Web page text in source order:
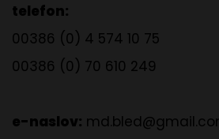
telefon:
00386 (0) 4 574 10 75
00386 (0) 70 610 249
e-naslov: